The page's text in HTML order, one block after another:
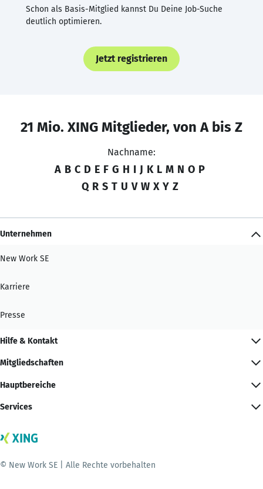
Schon als Basis-Mitglied kannst Du Deine Job-Suche
deutlich optimieren.
Jetzt registrieren
21 Mio. XING Mitglieder, von A bis Z
Nachname:
A B C D E F G H I J K L M N O P
Q R S T U V W X Y Z
Unternehmen
New Work SE
Karriere
Presse
Hilfe & Kontakt
Mitgliedschaften
Hauptbereiche
Services
© New Work SE | Alle Rechte vorbehalten